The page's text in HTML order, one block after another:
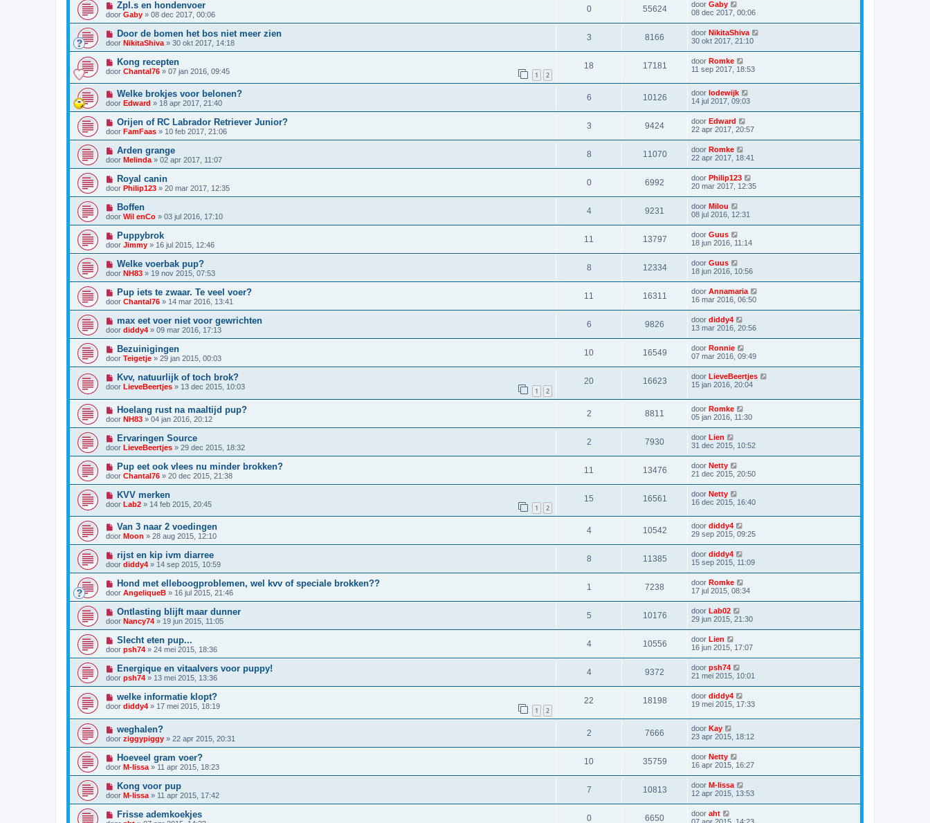
Zpl.s en hondenvoer
door Gaby » 08 dec 2017, 00:06
0 55624 door Gaby
08 dec 2017, 00:06
Door de bomen het bos niet meer zien
door NikitaShiva » 30 okt 2017, 14:18
3 8166 door NikitaShiva
30 okt 2017, 21:10
Kong recepten
door Chantal76 » 07 jan 2016, 09:45 1 2
18 17181 door Romke
11 sep 2017, 18:53
Welke brokjes voor belonen?
door Edward » 18 apr 2017, 21:40
6 10126 door lodewijk
14 jul 2017, 09:03
Orijen of RC Labrador Retriever Junior?
door FamFaas » 10 feb 2017, 21:06
3 9424 door Edward
22 apr 2017, 20:57
Arden grange
door Melinda » 02 apr 2017, 11:07
8 11070 door Romke
22 apr 2017, 18:41
Royal canin
door Philip123 » 20 mar 2017, 12:35
0 6992 door Philip123
20 mar 2017, 12:35
Boffen
door Wil enCo » 03 jul 2016, 17:10
4 9231 door Milou
08 jul 2016, 12:31
Puppybrok
door Jimmy » 16 jul 2015, 12:46
11 13797 door Guus
18 jun 2016, 11:14
Welke voerbak pup?
door NH83 » 19 nov 2015, 07:53
8 12334 door Guus
18 jun 2016, 10:56
Pup iets te zwaar. Te veel voer?
door Chantal76 » 14 mar 2016, 13:41
11 16311 door Annamaria
16 mar 2016, 06:50
max eet voer niet voor gewrichten
door diddy4 » 09 mar 2016, 17:13
6 9826 door diddy4
13 mar 2016, 20:56
Bezuinigingen
door Teigetje » 29 jan 2015, 00:03
10 16549 door Ronnie
07 mar 2016, 09:49
Kvv, natuurlijk of toch brok?
door LieveBeertjes » 13 dec 2015, 10:03 1 2
20 16623 door LieveBeertjes
15 jan 2016, 20:04
Hoelang rust na maaltijd pup?
door NH83 » 04 jan 2016, 20:12
2 8811 door Romke
05 jan 2016, 11:30
Ervaringen Source
door LieveBeertjes » 29 dec 2015, 18:32
2 7930 door Lien
31 dec 2015, 10:52
Pup eet ook vlees nu minder brokken?
door Chantal76 » 20 dec 2015, 21:38
11 13476 door Netty
21 dec 2015, 20:50
KVV merken
door Lab2 » 14 feb 2015, 20:45 1 2
15 16561 door Netty
16 dec 2015, 16:40
Van 3 naar 2 voedingen
door Moon » 28 aug 2015, 12:10
4 10542 door diddy4
29 sep 2015, 09:25
rijst en kip ivm diarree
door diddy4 » 14 sep 2015, 10:59
8 11385 door diddy4
15 sep 2015, 11:09
Hond met elleboogproblemen, wel kvv of speciale brokken??
door AngeliqueB » 16 jul 2015, 21:46
1 7238 door Romke
17 jul 2015, 08:34
Ontlasting blijft maar dunner
door Nancy74 » 19 jun 2015, 11:05
5 10176 door Lab02
29 jun 2015, 21:30
Slecht eten pup...
door psh74 » 24 mei 2015, 18:36
4 10556 door Lien
16 jun 2015, 17:07
Energique en vitaalvers voor puppy!
door psh74 » 13 mei 2015, 13:36
4 9372 door psh74
21 mei 2015, 10:01
welke informatie klopt?
door diddy4 » 17 mei 2015, 18:19 1 2
22 18198 door diddy4
19 mei 2015, 17:33
weghalen?
door ziggypiggy » 22 apr 2015, 20:31
2 7666 door Kay
23 apr 2015, 18:12
Hoeveel gram voer?
door M-lissa » 11 apr 2015, 18:23
10 35759 door Netty
16 apr 2015, 16:27
Kong voor pup
door M-lissa » 11 apr 2015, 17:42
7 10813 door M-lissa
12 apr 2015, 13:53
Frisse ademkoekjes 0 6650 door aht